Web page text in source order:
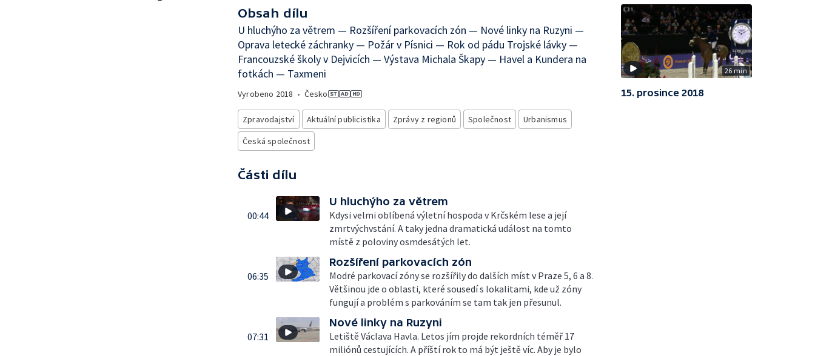
Obsah dílu
U hluchýho za větrem — Rozšíření parkovacích zón — Nové linky na Ruzyni —
Oprava letecké záchranky — Požár v Písnici — Rok od pádu Trojské lávky —
Francouzské školy v Dejvicích — Výstava Michala Škapy — Havel a Kundera na
fotkách — Taxmeni
Vyrobeno 2018 • Česko
Zpravodajství Aktuální publicistika Zprávy z regionů Společnost
Urbanismus
Česká společnost
Části dílu
00:44
U hluchýho za větrem
Kdysi velmi oblíbená výletní hospoda v Krčském lese a její
zmrtvýchvstání. A taky jedna dramatická událost na tomto
místě z poloviny osmdesátých let.
06:35
Rozšíření parkovacích zón
Modré parkovací zóny se rozšířily do dalších míst v Praze 5, 6 a 8.
Většinou jde o oblasti, které sousedí s lokalitami, kde už zóny
fungují a problém s parkováním se tam tak jen přesunul.
07:31
Nové linky na Ruzyni
Letiště Václava Havla. Letos jím projde rekordních téměř 17
miliónů cestujících. A příští rok to má být ještě víc. Aby je bylo
26 min
15. prosince 2018